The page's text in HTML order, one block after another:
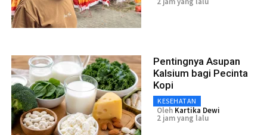
Pentingnya Asupan
Kalsium bagi Pecinta
Kopi
KESEHATAN
Oleh Kartika Dewi
2 jam yang lalu